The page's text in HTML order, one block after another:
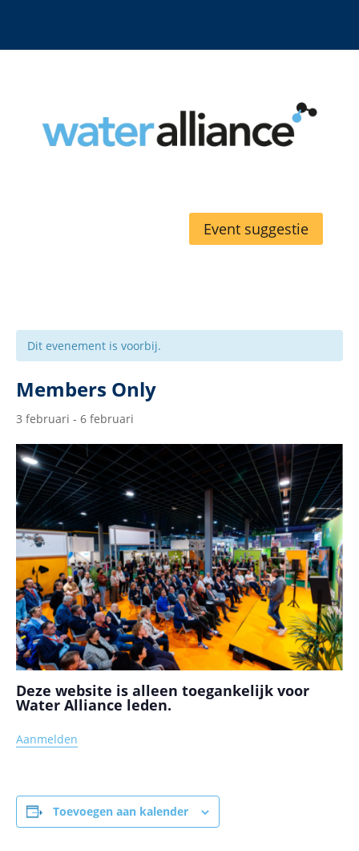
Event suggestie
Dit evenement is voorbij.
Members Only
3 februari - 6 februari
Deze website is alleen toegankelijk voor
Water Alliance leden.
Aanmelden
Toevoegen aan kalender